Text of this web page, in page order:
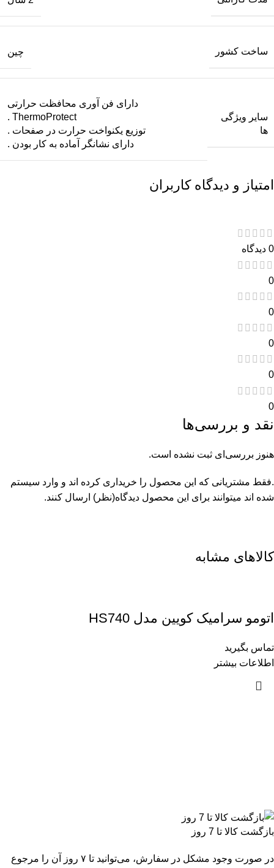
ساخت کشور چین
سایر ویژگی
ها
دارای فن آوری محافظت حرارتی
ThermoProtect .
توزیع یکنواخت حرارت در صفحات .
دارای نشانگر آماده به کار بودن .
امتیاز و دیدگاه کاربران
0 دیدگاه
0
0
0
0
0
نقد و بررسی‌ها
هنوز بررسی‌ای ثبت نشده است.
.فقط مشتریانی که این محصول را خریداری کرده اند و وارد سیستم
شده اند میتوانند برای این محصول دیدگاه(نظر) ارسال کنند.
کالاهای مشابه
اتومو سرامیک کویین مدل HS740
تماس بگیرید
اطلاعات بیشتر
بازگشت کالا تا 7 روز
در صورت وجود مشکل در سفارش، می‌توانید تا ۷ روز آن را مرجوع